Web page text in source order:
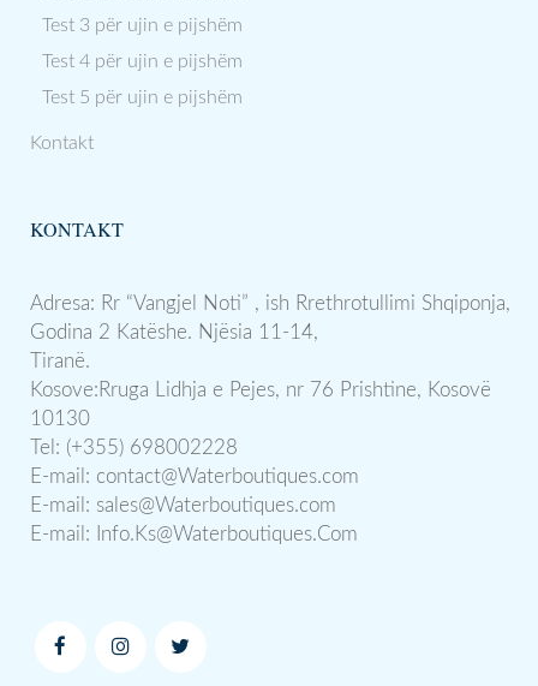
Test 3 për ujin e pijshëm
Test 4 për ujin e pijshëm
Test 5 për ujin e pijshëm
Kontakt
KONTAKT
Adresa: Rr “Vangjel Noti” , ish Rrethrotullimi Shqiponja,
Godina 2 Katëshe. Njësia 11-14,
Tiranë.
Kosove:Rruga Lidhja e Pejes, nr 76 Prishtine, Kosovë
10130
Tel: (+355) 698002228
E-mail: contact@Waterboutiques.com
E-mail: sales@Waterboutiques.com
E-mail:
Info.Ks@Waterboutiques.Com